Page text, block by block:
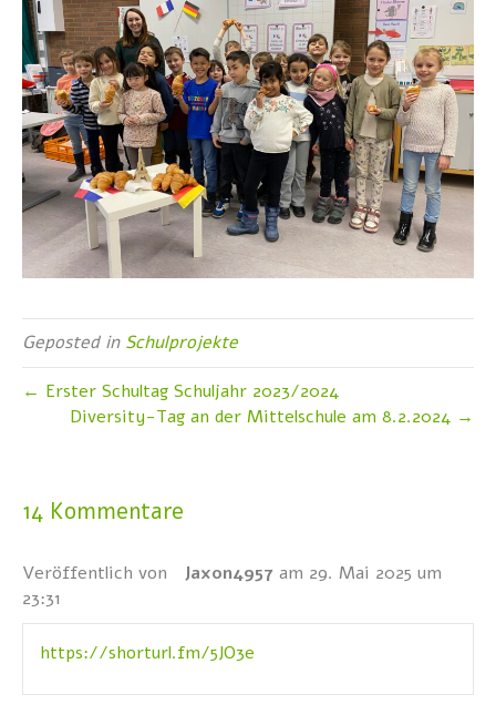
Geposted in Schulprojekte
← Erster Schultag Schuljahr 2023/2024
Diversity-Tag an der Mittelschule am 8.2.2024 →
14 Kommentare
Veröffentlich von Jaxon4957 am 29. Mai 2025 um
23:31
https://shorturl.fm/5JO3e